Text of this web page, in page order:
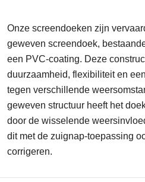
Onze screendoeken zijn
geweven screendoek,
een PVC-coating. Deze
duurzaamheid, flexibiliteit en
tegen verschillende
geweven structuur heeft het
door de wisselende
dit met de zuignap-toepassing
corrigeren.